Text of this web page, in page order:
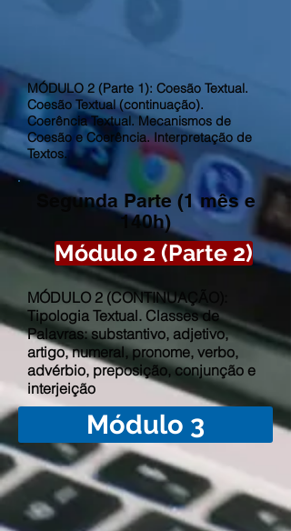
MÓDULO 2 (Parte 1): Coesão Textual.
Coesão Textual (continuação).
Coerência Textual. Mecanismos de
Coesão e Coerência. Interpretação de
Textos.
Segunda Parte (1 mês e
140h)
Módulo 2 (Parte 2)
MÓDULO 2 (CONTINUAÇÃO):
Tipologia Textual. Classes de
Palavras: substantivo, adjetivo,
artigo, numeral, pronome, verbo,
advérbio, preposição, conjunção e
interjeição
Módulo 3